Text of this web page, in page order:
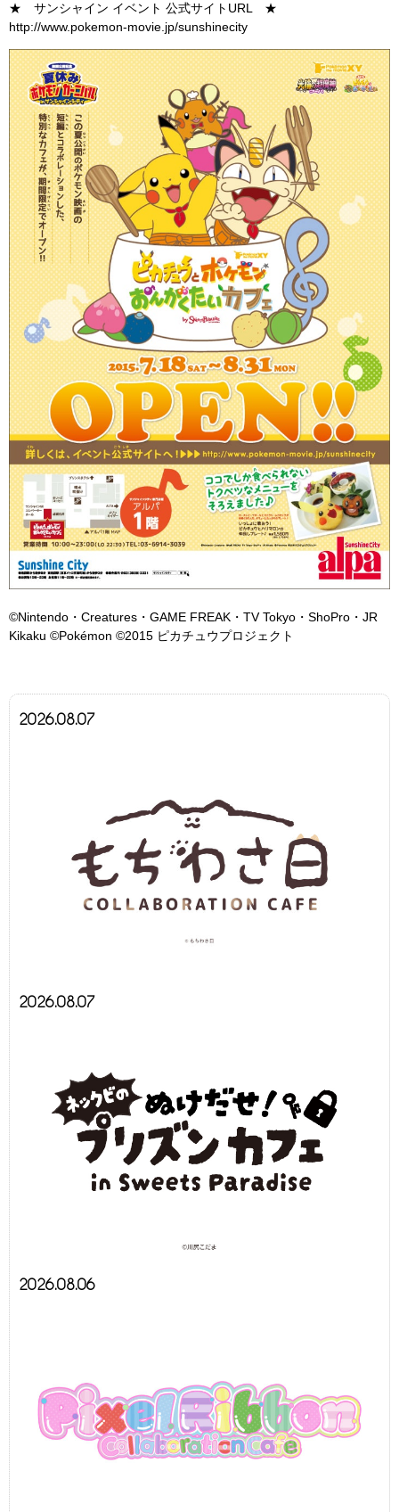
2026.08.07
2026.08.07
2026.08.06
★ サンシャイン イベント 公式サイトURL ★
http://www.pokemon-movie.jp/sunshinecity
©Nintendo・Creatures・GAME FREAK・TV Tokyo・ShoPro・JR
Kikaku ©Pokémon ©2015 ピカチュウプロジェクト